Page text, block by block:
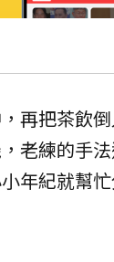
再把茶飲
老練的手
年紀就幫